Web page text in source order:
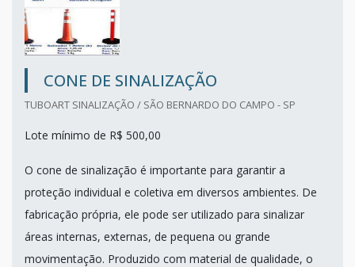
CONE DE SINALIZAÇÃO
TUBOART SINALIZAÇÃO / SÃO BERNARDO DO CAMPO - SP
Lote mínimo de R$ 500,00
O cone de sinalização é importante para garantir a
proteção individual e coletiva em diversos ambientes. De
fabricação própria, ele pode ser utilizado para sinalizar
áreas internas, externas, de pequena ou grande
movimentação. Produzido com material de qualidade, o